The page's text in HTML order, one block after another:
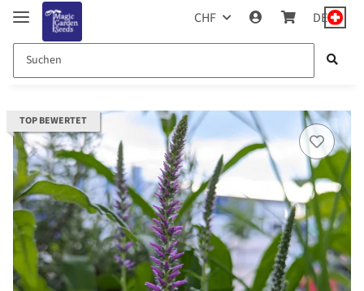
CHF DE
TOP BEWERTET